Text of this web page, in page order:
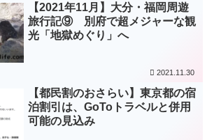
【2021年11月】大分・福岡周遊
旅行記⑨ 別府で超メジャーな観
光「地獄めぐり」へ
2021.11.30
【都民割のおさらい】東京都の宿
泊割引は、GoToトラベルと併用
可能の見込み